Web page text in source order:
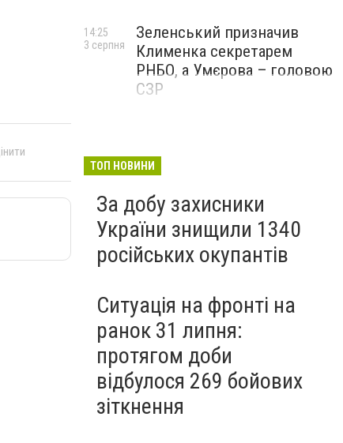
Зеленський призначив
Клименка секретарем
РНБО, а Умєрова – головою
СЗР
14:25
3 серпня
ТОП НОВИНИ
За добу захисники
України знищили 1340
російських окупантів
Ситуація на фронті на
ранок 31 липня:
протягом доби
відбулося 269 бойових
зіткнення